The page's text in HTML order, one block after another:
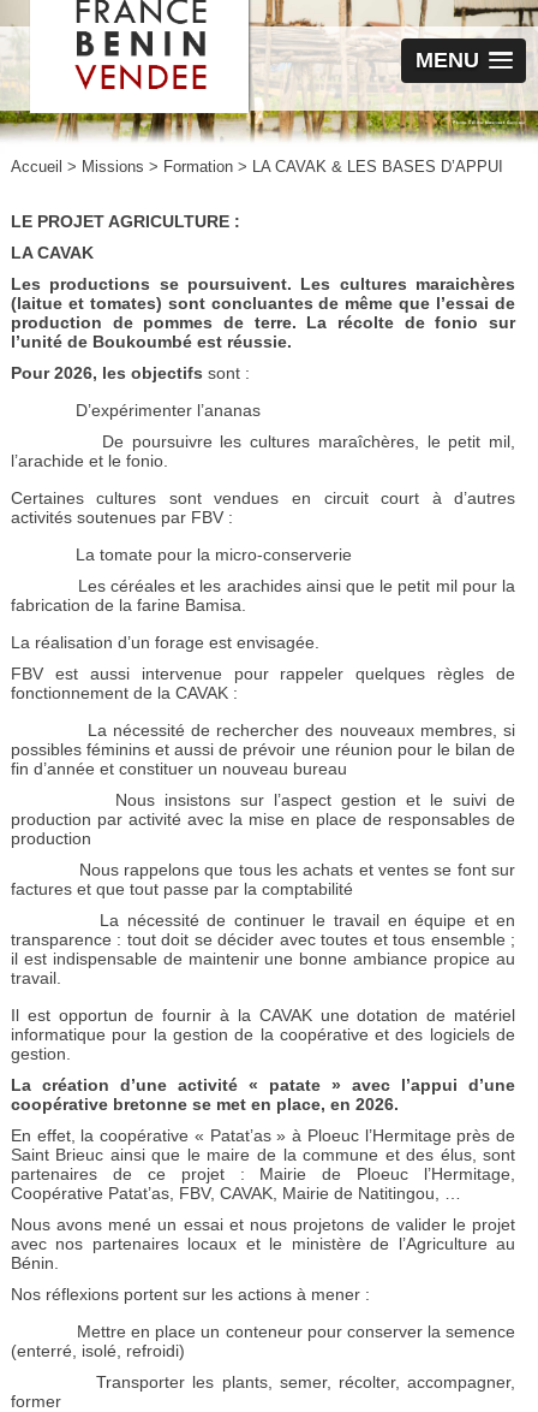
MENU
Accueil > Missions > Formation> LA CAVAK & LES BASES D’APPUI
LE PROJET AGRICULTURE :
LA CAVAK
Les productions se poursuivent. Les cultures maraichères
(laitue et tomates) sont concluantes de même que l’essai de
production de pommes de terre. La récolte de fonio sur
l’unité de Boukoumbé est réussie.
Pour 2026, les objectifs sont :
D’expérimenter l’ananas
De poursuivre les cultures maraîchères, le petit mil,
l’arachide et le fonio.
Certaines cultures sont vendues en circuit court à d’autres
activités soutenues par FBV :
La tomate pour la micro-conserverie
Les céréales et les arachides ainsi que le petit mil pour la
fabrication de la farine Bamisa.
La réalisation d’un forage est envisagée.
FBV est aussi intervenue pour rappeler quelques règles de
fonctionnement de la CAVAK :
La nécessité de rechercher des nouveaux membres, si
possibles féminins et aussi de prévoir une réunion pour le bilan de
fin d’année et constituer un nouveau bureau
Nous insistons sur l’aspect gestion et le suivi de
production par activité avec la mise en place de responsables de
production
Nous rappelons que tous les achats et ventes se font sur
factures et que tout passe par la comptabilité
La nécessité de continuer le travail en équipe et en
transparence : tout doit se décider avec toutes et tous ensemble ;
il est indispensable de maintenir une bonne ambiance propice au
travail.
Il est opportun de fournir à la CAVAK une dotation de matériel
informatique pour la gestion de la coopérative et des logiciels de
gestion.
La création d’une activité « patate » avec l’appui d’une
coopérative bretonne se met en place, en 2026.
En effet, la coopérative « Patat’as » à Ploeuc l’Hermitage près de
Saint Brieuc ainsi que le maire de la commune et des élus, sont
partenaires de ce projet : Mairie de Ploeuc l’Hermitage,
Coopérative Patat’as, FBV, CAVAK, Mairie de Natitingou, …
Nous avons mené un essai et nous projetons de valider le projet
avec nos partenaires locaux et le ministère de l’Agriculture au
Bénin.
Nos réflexions portent sur les actions à mener :
Mettre en place un conteneur pour conserver la semence
(enterré, isolé, refroidi)
Transporter les plants, semer, récolter, accompagner,
former